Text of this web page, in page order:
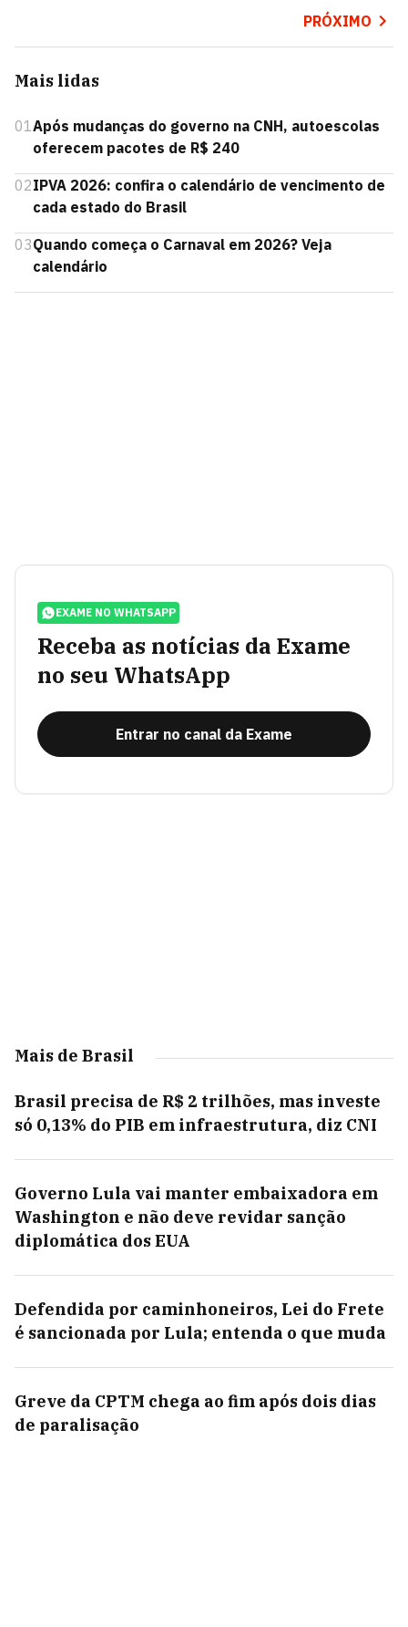
PRÓXIMO
Mais lidas
01Após mudanças do governo na CNH, autoescolas
oferecem pacotes de R$ 240
02IPVA 2026: confira o calendário de vencimento de
cada estado do Brasil
03Quando começa o Carnaval em 2026? Veja
calendário
EXAME NO WHATSAPP
Receba as notícias da Exame
no seu WhatsApp
Entrar no canal da Exame
Mais de Brasil
Brasil precisa de R$ 2 trilhões, mas investe
só 0,13% do PIB em infraestrutura, diz CNI
Governo Lula vai manter embaixadora em
Washington e não deve revidar sanção
diplomática dos EUA
Defendida por caminhoneiros, Lei do Frete
é sancionada por Lula; entenda o que muda
Greve da CPTM chega ao fim após dois dias
de paralisação